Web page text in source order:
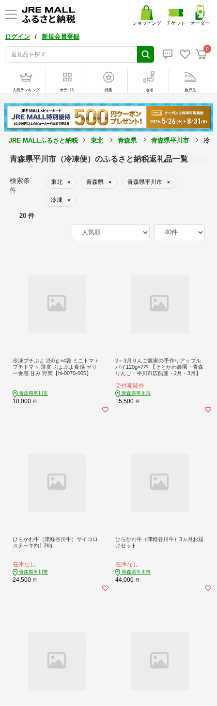
ログイン / 新規会員登録
0
ショッピング チケット オーダー
人気ランキング カテゴリ 特集 地域 旅行先
JRE MALLふるさと納税 東北 青森県 青森県平川市 冷
青森県平川市（冷凍便）のふるさと納税返礼品一覧
検索条
件
東北 × 青森県 × 青森県平川市 ×
冷凍 ×
20 件
冷凍プチぷよ 250ｇ×4袋 ミニトマト
プチトマト 薄皮 ぷよぷよ食感 ゼリ
ー食感 甘み 野菜【hi-0070-005】
青森県平川市
10,000 円
2～3月りんご農家の手作りアップル
パイ120g×7本 【そとかわ農園・青森
りんご・平川市広船産・2月・3月】
受付期間外
青森県平川市
15,500 円
ひらかわ牛（津軽谷川牛）サイコロ
ステーキ約1.2kg
在庫なし
青森県平川市
24,500 円
ひらかわ牛（津軽谷川牛）3ヵ月お届
けセット
在庫なし
青森県平川市
44,000 円